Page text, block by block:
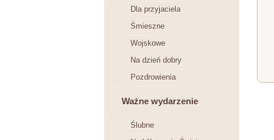
Dla przyjaciela
Śmieszne
Wojskowe
Na dzień dobry
Pozdrowienia
Ważne wydarzenie
Ślubne